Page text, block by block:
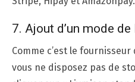
7. Ajout d’un mode
Comme c’est le
vous ne disposez pas de